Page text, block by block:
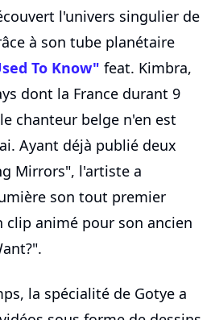
l'univers singulier de
à son tube planétaire
To Know" feat. Kimbra,
dont la France durant 9
chanteur belge n'en est
Ayant déjà publié deux
Mirrors", l'artiste a
son tout premier
clip animé pour son ancien
la spécialité de Gotye a